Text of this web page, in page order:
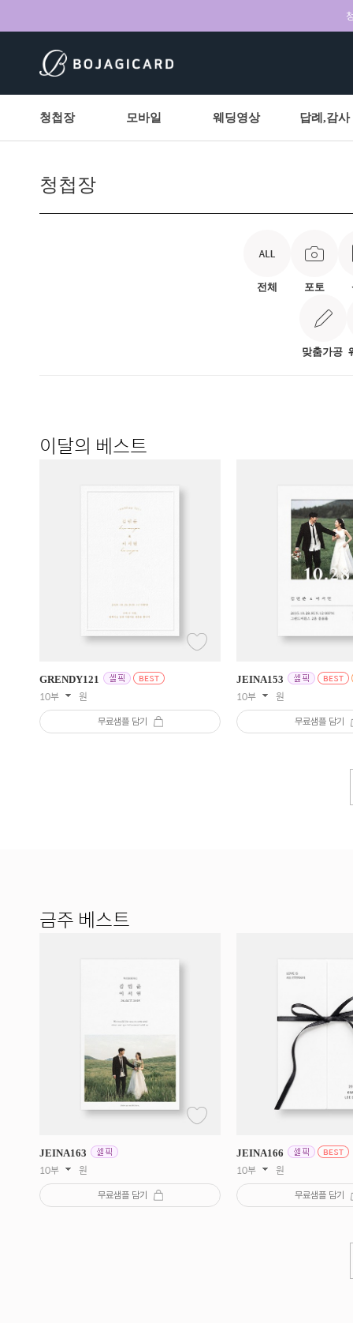
청첩장 모바일 웨딩영상 답례,감사
청첩장
전체 포토
맞춤가공
이달의 베스트
GRENDY121
10부 원
무료샘플 담기
JEINA153
10부 원
무료샘플 담기
금주 베스트
JEINA163
10부 원
무료샘플 담기
JEINA166
10부 원
무료샘플 담기